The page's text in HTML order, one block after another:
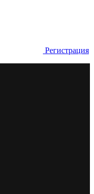
Регистрация